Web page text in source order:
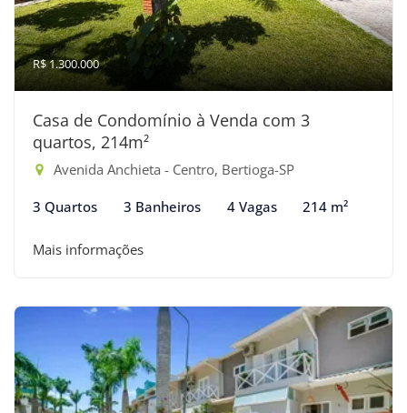
R$ 1.300.000
Casa de Condomínio à Venda com 3
quartos, 214m²
Avenida Anchieta - Centro, Bertioga-SP
3 Quartos 3 Banheiros 4 Vagas 214 m²
Mais informações